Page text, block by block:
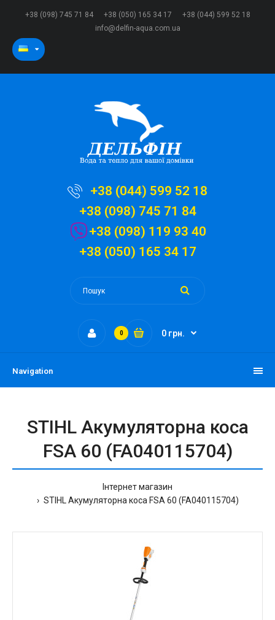
+38 (098) 745 71 84 +38 (050) 165 34 17
+38 (044) 599 52 18
info@delfin-aqua.com.ua
+38 (044) 599 52 18
+38 (098) 745 71 84
+38 (098) 119 93 40
+38 (050) 165 34 17
0 0 грн.
Navigation
STIHL Акумуляторна коса
FSA 60 (FA040115704)
Інтернет магазин
STIHL Акумуляторна коса FSA 60 (FA040115704)